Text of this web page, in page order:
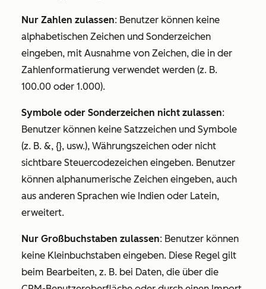
Nur Zahlen zulassen: Benutzer können keine
alphabetischen Zeichen und Sonderzeichen
eingeben, mit Ausnahme von Zeichen, die in der
Zahlenformatierung verwendet werden (z. B.
100.00 oder 1.000).
Symbole oder Sonderzeichen nicht zulassen:
Benutzer können keine Satzzeichen und Symbole
(z. B. &, {}, usw.), Währungszeichen oder nicht
sichtbare Steuercodezeichen eingeben. Benutzer
können alphanumerische Zeichen eingeben, auch
aus anderen Sprachen wie Indien oder Latein,
erweitert.
Nur Großbuchstaben zulassen: Benutzer können
keine Kleinbuchstaben eingeben. Diese Regel gilt
beim Bearbeiten, z. B. bei Daten, die über die